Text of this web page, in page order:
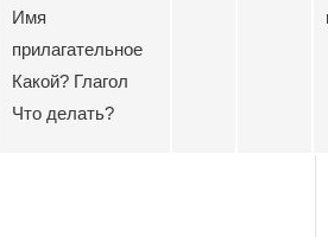
Имя
прилагательное
Какой? Глагол
Что делать?